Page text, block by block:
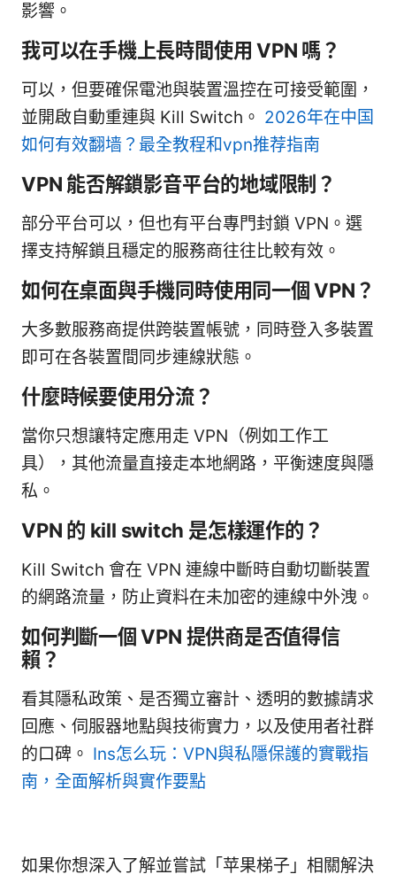
影響。
我可以在手機上長時間使用 VPN 嗎？
可以，但要確保電池與裝置溫控在可接受範圍，
並開啟自動重連與 Kill Switch。 2026年在中国
如何有效翻墙？最全教程和vpn推荐指南
VPN 能否解鎖影音平台的地域限制？
部分平台可以，但也有平台專門封鎖 VPN。選
擇支持解鎖且穩定的服務商往往比較有效。
如何在桌面與手機同時使用同一個 VPN？
大多數服務商提供跨裝置帳號，同時登入多裝置
即可在各裝置間同步連線狀態。
什麼時候要使用分流？
當你只想讓特定應用走 VPN（例如工作工
具），其他流量直接走本地網路，平衡速度與隱
私。
VPN 的 kill switch 是怎樣運作的？
Kill Switch 會在 VPN 連線中斷時自動切斷裝置
的網路流量，防止資料在未加密的連線中外洩。
如何判斷一個 VPN 提供商是否值得信
賴？
看其隱私政策、是否獨立審計、透明的數據請求
回應、伺服器地點與技術實力，以及使用者社群
的口碑。 Ins怎么玩：VPN與私隱保護的實戰指
南，全面解析與實作要點
如果你想深入了解並嘗試「苹果梯子」相關解決